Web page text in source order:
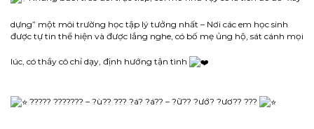
dựng” một môi trường học tập lý tưởng nhất – Nơi các em học sinh
được tự tin thể hiện và được lắng nghe, có bố mẹ ủng hộ, sát cánh mọi
lúc, có thầy cô chỉ dạy, định hướng tận tình
????? ??????? – ?ù?? ??? ?á? ?á?? – ?ữ?? ?ướ? ?ươ?? ???